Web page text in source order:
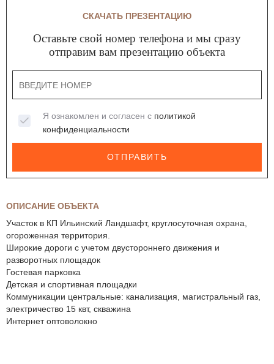
ОПИСАНИЕ ОБЪЕКТА
Участок в КП Ильинский Ландшафт, круглосуточная охрана,
огороженная территория.
Широкие дороги с учетом двустороннего движения и
разворотных площадок
Гостевая парковка
Детская и спортивная площадки
Коммуникации центральные: канализация, магистральный газ,
электричество 15 квт, скважина
Интернет оптоволокно
СКАЧАТЬ ПРЕЗЕНТАЦИЮ
Оставьте свой номер телефона и мы сразу
отправим вам презентацию объекта
Я ознакомлен и согласен с политикой
конфиденциальности
ОТПРАВИТЬ